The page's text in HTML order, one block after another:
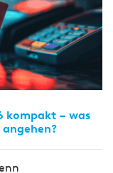
kompakt – was